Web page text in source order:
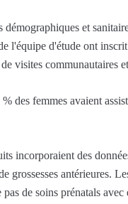
démographiques et
l'équipe d'étude ont
visites communautaires
des femmes avaient
incorporaient des
grossesses antérieures.
de soins prénatals